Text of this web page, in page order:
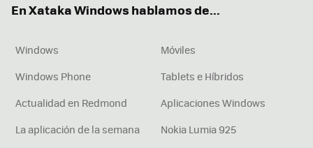
En Xataka Windows hablamos de...
Windows
Móviles
Windows Phone
Tablets e Híbridos
Actualidad en Redmond
Aplicaciones Windows
La aplicación de la semana
Nokia Lumia 925